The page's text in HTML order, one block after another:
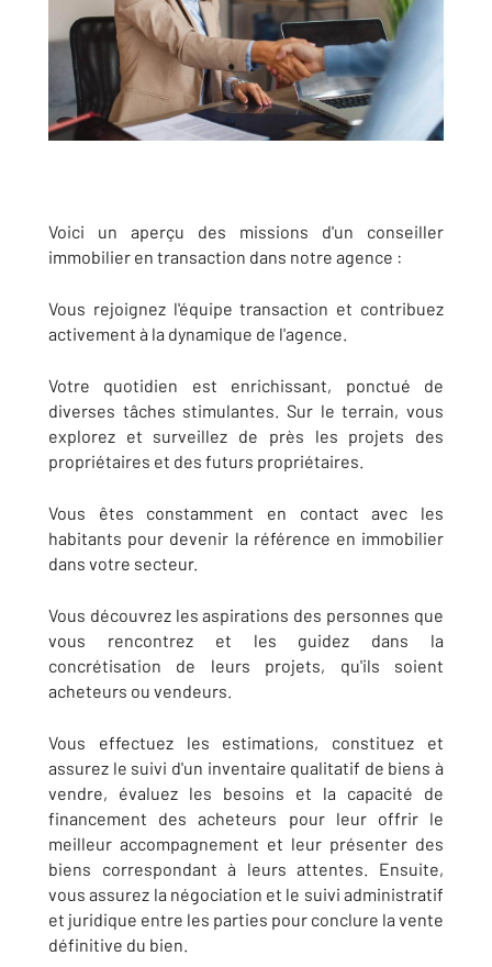
Voici un aperçu des missions d'un conseiller
immobilier en transaction dans notre agence :
Vous rejoignez l'équipe transaction et contribuez
activement à la dynamique de l'agence.
Votre quotidien est enrichissant, ponctué de
diverses tâches stimulantes. Sur le terrain, vous
explorez et surveillez de près les projets des
propriétaires et des futurs propriétaires.
Vous êtes constamment en contact avec les
habitants pour devenir la référence en immobilier
dans votre secteur.
Vous découvrez les aspirations des personnes que
vous rencontrez et les guidez dans la
concrétisation de leurs projets, qu'ils soient
acheteurs ou vendeurs.
Vous effectuez les estimations, constituez et
assurez le suivi d'un inventaire qualitatif de biens à
vendre, évaluez les besoins et la capacité de
financement des acheteurs pour leur offrir le
meilleur accompagnement et leur présenter des
biens correspondant à leurs attentes. Ensuite,
vous assurez la négociation et le suivi administratif
et juridique entre les parties pour conclure la vente
définitive du bien.